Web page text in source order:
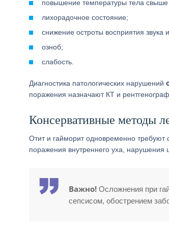
повышение температуры тела свыше
лихорадочное состояние;
снижение остроты восприятия звука
озноб;
слабость.
Диагностика патологических нарушений
поражения назначают КТ и
Консервативные методы
Отит и гайморит одновременно требуют
поражения внутреннего уха, нарушения
Важно! Осложнения при
сепсисом, обострением